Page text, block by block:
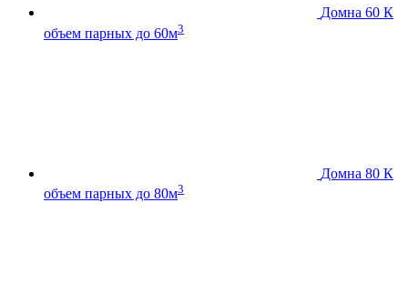
Домна 60 К
объем парных до 60м3
Домна 80 К
объем парных до 80м3